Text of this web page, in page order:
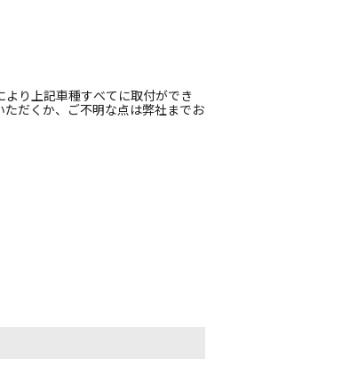
り上記車種すべてに取付ができ
だくか、ご不明な点は弊社までお